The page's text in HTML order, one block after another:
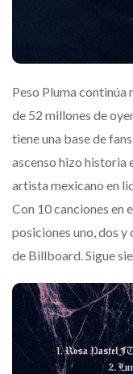
Peso Pluma continúa
de 52 millones de
tiene una base de
ascenso hizo
artista mexicano en
Con 10 canciones en
posiciones uno, dos
de Billboard. Sigue